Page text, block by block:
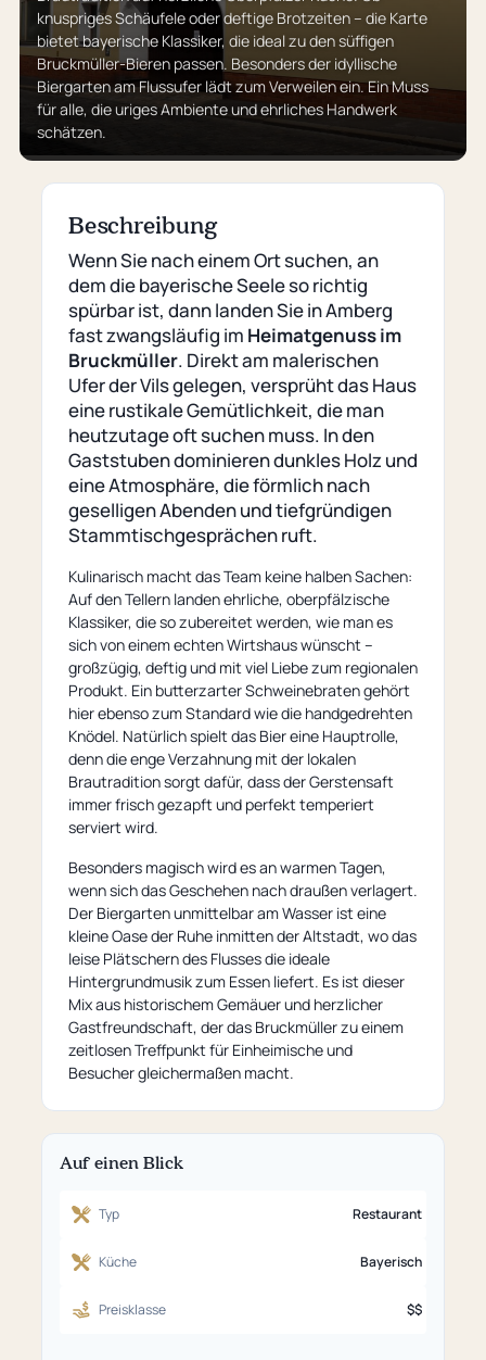
knuspriges Schäufele oder deftige Brotzeiten – die Karte
bietet bayerische Klassiker, die ideal zu den süffigen
Bruckmüller-Bieren passen. Besonders der idyllische
Biergarten am Flussufer lädt zum Verweilen ein. Ein Muss
für alle, die uriges Ambiente und ehrliches Handwerk
schätzen.
Beschreibung
Wenn Sie nach einem Ort suchen, an
dem die bayerische Seele so richtig
spürbar ist, dann landen Sie in Amberg
fast zwangsläufig im Heimatgenuss im
Bruckmüller. Direkt am malerischen
Ufer der Vils gelegen, versprüht das Haus
eine rustikale Gemütlichkeit, die man
heutzutage oft suchen muss. In den
Gaststuben dominieren dunkles Holz und
eine Atmosphäre, die förmlich nach
geselligen Abenden und tiefgründigen
Stammtischgesprächen ruft.
Kulinarisch macht das Team keine halben Sachen:
Auf den Tellern landen ehrliche, oberpfälzische
Klassiker, die so zubereitet werden, wie man es
sich von einem echten Wirtshaus wünscht –
großzügig, deftig und mit viel Liebe zum regionalen
Produkt. Ein butterzarter Schweinebraten gehört
hier ebenso zum Standard wie die handgedrehten
Knödel. Natürlich spielt das Bier eine Hauptrolle,
denn die enge Verzahnung mit der lokalen
Brautradition sorgt dafür, dass der Gerstensaft
immer frisch gezapft und perfekt temperiert
serviert wird.
Besonders magisch wird es an warmen Tagen,
wenn sich das Geschehen nach draußen verlagert.
Der Biergarten unmittelbar am Wasser ist eine
kleine Oase der Ruhe inmitten der Altstadt, wo das
leise Plätschern des Flusses die ideale
Hintergrundmusik zum Essen liefert. Es ist dieser
Mix aus historischem Gemäuer und herzlicher
Gastfreundschaft, der das Bruckmüller zu einem
zeitlosen Treffpunkt für Einheimische und
Besucher gleichermaßen macht.
Auf einen Blick
Typ Restaurant
Küche Bayerisch
Preisklasse $$